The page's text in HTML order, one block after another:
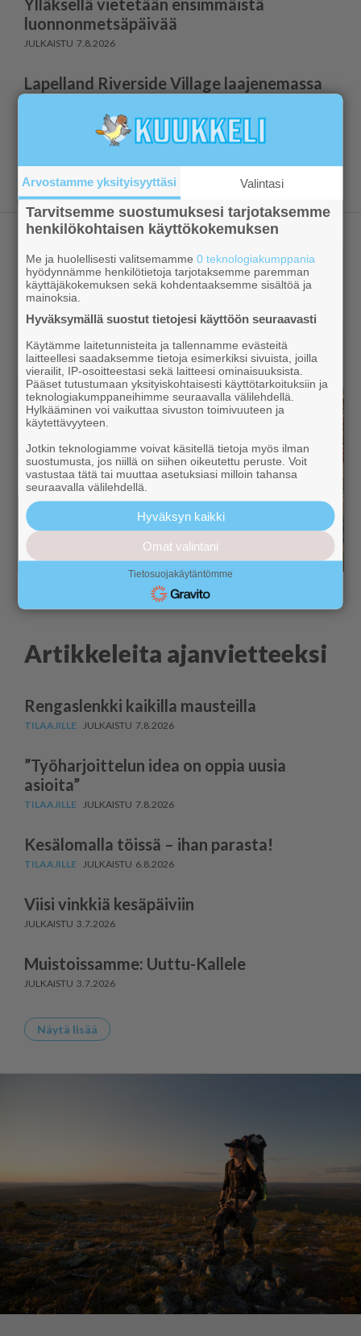
luonnonmetsäpäivää
7.8.2026
Lapelland Riverside Village laajenemassa
7.8.2026
Näytä lisää
Artikkeleita ajanvietteeksi
Rengaslenkki kaikilla mausteilla
7.8.2026
”Työharjoittelun idea on oppia uusia
asioita”
7.8.2026
Kesälomalla töissä – ihan parasta!
6.8.2026
Viisi vinkkiä kesäpäiviin
3.7.2026
Muistoissamme: Uuttu-Kallele
3.7.2026
Näytä lisää
Arvostamme yksityisyyttäsi Valintasi
Tarvitsemme suostumuksesi tarjotaksemme
henkilökohtaisen käyttökokemuksen
Me ja huolellisesti valitsemamme0 teknologiakumppania
hyödynnämme henkilötietoja tarjotaksemme paremman
käyttäjäkokemuksen sekä kohdentaaksemme sisältöä ja
mainoksia.
Hyväksymällä suostut tietojesi käyttöön seuraavasti
Käytämme laitetunnisteita ja tallennamme evästeitä
laitteellesi saadaksemme tietoja esimerkiksi sivuista, joilla
vierailit, IP-osoitteestasi sekä laitteesi ominaisuuksista.
Pääset tutustumaan yksityiskohtaisesti käyttötarkoituksiin ja
teknologiakumppaneihimme seuraavalla välilehdellä.
Hylkääminen voi vaikuttaa sivuston toimivuuteen ja
käytettävyyteen.
Jotkin teknologiamme voivat käsitellä tietoja myös ilman
suostumusta, jos niillä on siihen oikeutettu peruste. Voit
vastustaa tätä tai muuttaa asetuksiasi milloin tahansa
seuraavalla välilehdellä.
Hyväksyn kaikki
Omat valintani
Tietosuojakäytäntömme